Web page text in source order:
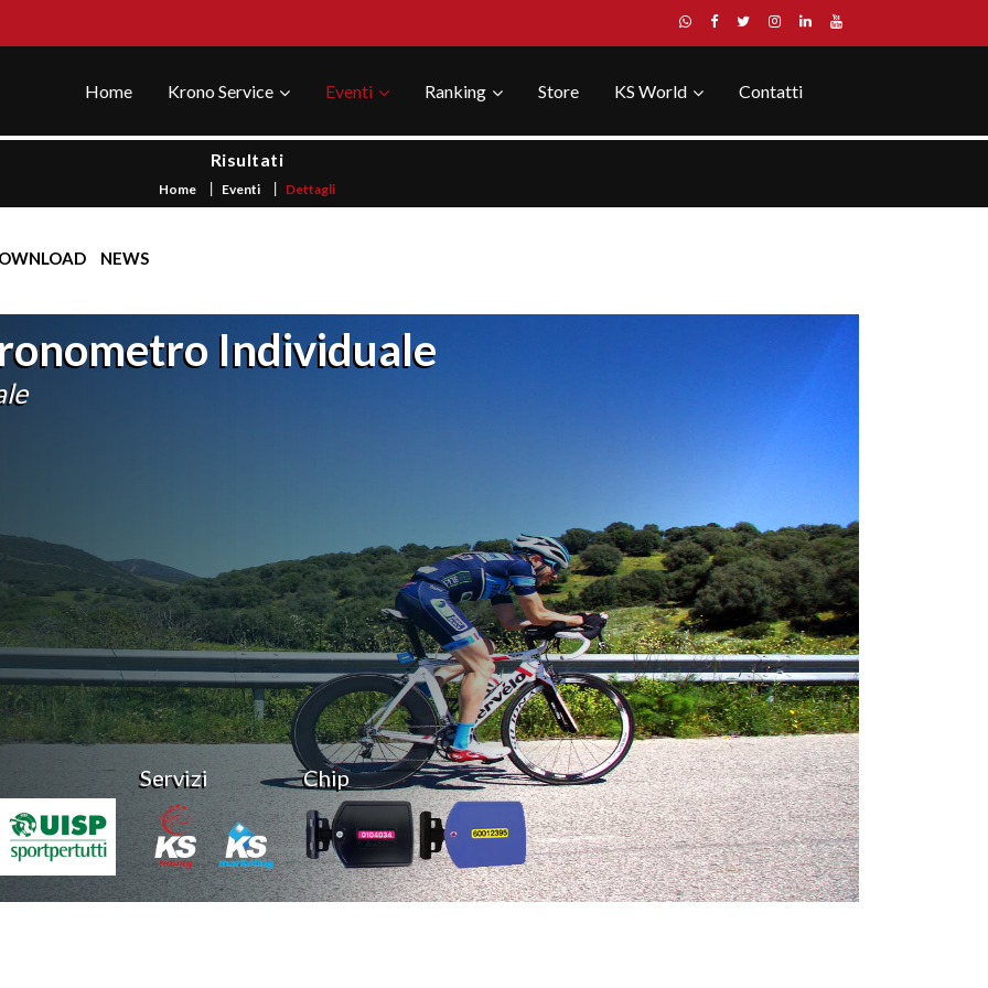
Home Krono Service Eventi Ranking Store KS World Contatti
Risultati
Home Eventi Dettagli
NEWS
Individuale
Servizi Chip